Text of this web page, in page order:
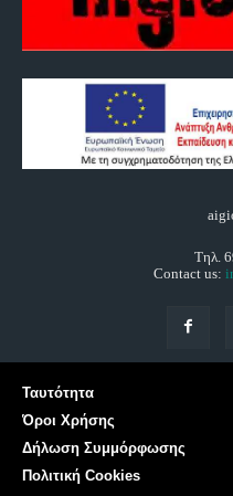
Τηλ.
Contact us:
Ταυτότητα
Όροι Χρήσης
Δήλωση Συμμόρφωσης
Πολιτική Cookies